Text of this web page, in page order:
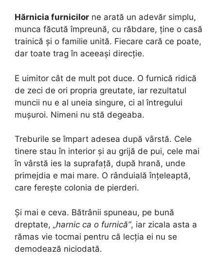
Hărnicia furnicilor ne arată un adevăr simplu,
munca făcută împreună, cu răbdare, ține o casă
trainică și o familie unită. Fiecare cară ce poate,
dar toate trag în aceeași direcție.
E uimitor cât de mult pot duce. O furnică ridică
de zeci de ori propria greutate, iar rezultatul
muncii nu e al uneia singure, ci al întregului
mușuroi. Nimeni nu stă degeaba.
Treburile se împart adesea după vârstă. Cele
tinere stau în interior și au grijă de pui, cele mai
în vârstă ies la suprafață, după hrană, unde
primejdia e mai mare. O rânduială înțeleaptă,
care ferește colonia de pierderi.
Și mai e ceva. Bătrânii spuneau, pe bună
dreptate, „harnic ca o furnică”, iar zicala asta a
rămas vie tocmai pentru că lecția ei nu se
demodează niciodată.